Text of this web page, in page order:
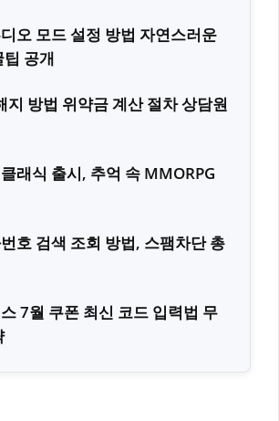
오 모드 설정 방법 자연스러운
팁 공개
지 방법 위약금 계산 절차 상담원
래식 출시, 추억 속 MMORPG
호 검색 조회 방법, 스팸차단 총
7월 쿠폰 최신 코드 입력법 무